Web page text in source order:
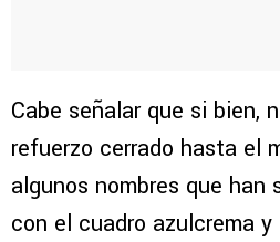
Cabe señalar que si bien,
refuerzo cerrado hasta el
algunos nombres que han
con el cuadro azulcrema